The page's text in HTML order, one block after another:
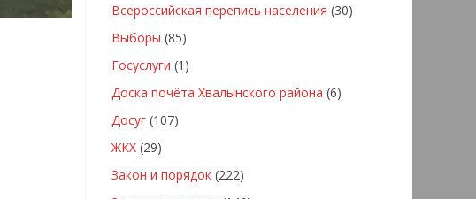
Всероссийская перепись населения (30)
Выборы (85)
Госуслуги (1)
Доска почёта Хвалынского района (6)
Досуг (107)
ЖКХ (29)
Закон и порядок (222)